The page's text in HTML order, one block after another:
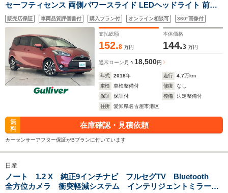
セーフティセンス 両側パワースライド LEDヘッドライト 前席
シートヒーター 純正16インチAW ETC LEDライト プッシュス
タート スマートキー 衝突軽減ブレーキ レーンキープ
販売店保証 車両品質評価書付 購入プラン付 オンライン相談可 360°画像付
支払総額
152.8 万円
本体価格
144.3 万円
通常ローン 月々 18,500円
年式 2018年 走行 4.7万km
車検
車検整備付 修復
なし
保証
保証付 整備
法定整備付
住所
愛知県名古屋市港区
無
料
在庫確認・見積依頼
カーセンサーアフター保証がBプランに付いています
日産
ノート 1.2 X 純正9インチナビ フルセグTV Bluetooth
全方位カメラ 衝突軽減システム インテリジェントミラー